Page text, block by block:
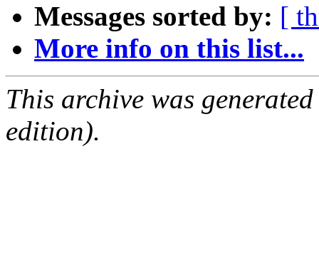
Messages sorted by: [
More info on this list...
This archive was
edition).